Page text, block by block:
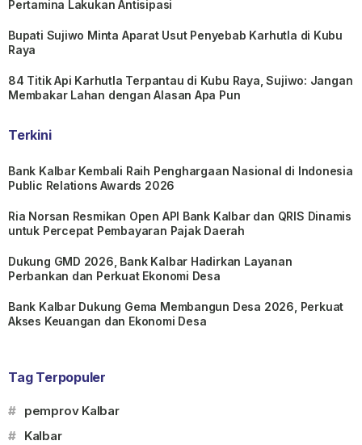
Pertamina Lakukan Antisipasi
Bupati Sujiwo Minta Aparat Usut Penyebab Karhutla di Kubu
Raya
84 Titik Api Karhutla Terpantau di Kubu Raya, Sujiwo: Jangan
Membakar Lahan dengan Alasan Apa Pun
Terkini
Bank Kalbar Kembali Raih Penghargaan Nasional di Indonesia
Public Relations Awards 2026
Ria Norsan Resmikan Open API Bank Kalbar dan QRIS Dinamis
untuk Percepat Pembayaran Pajak Daerah
Dukung GMD 2026, Bank Kalbar Hadirkan Layanan
Perbankan dan Perkuat Ekonomi Desa
Bank Kalbar Dukung Gema Membangun Desa 2026, Perkuat
Akses Keuangan dan Ekonomi Desa
Tag Terpopuler
# pemprov Kalbar
# Kalbar